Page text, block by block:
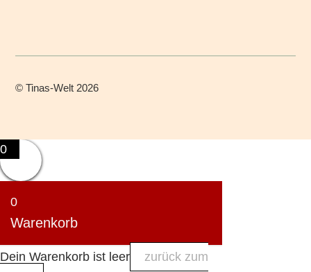
©Tinas-Welt 2026
0
0
Warenkorb
Dein Warenkorb ist leer
zurück zum